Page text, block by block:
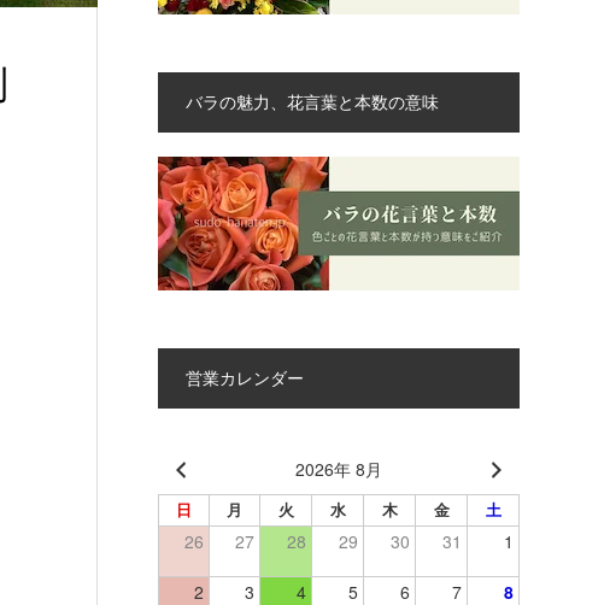
バラの魅力、花言葉と本数の意味
営業カレンダー
2026年 8月
日 月 火 水 木 金 土
26 27 28 29 30 31 1
2 3 4 5 6 7 8